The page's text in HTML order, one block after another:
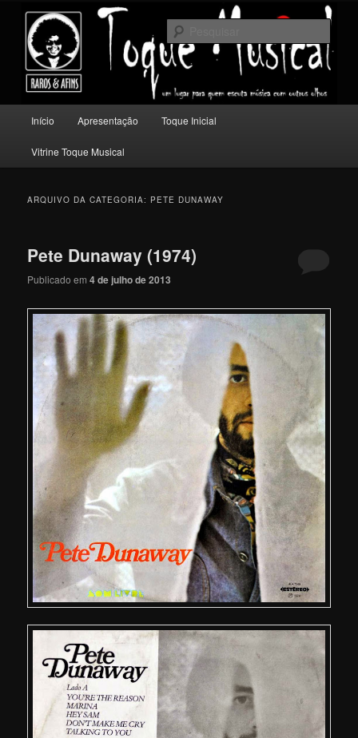
conteúdo
principal
conteúdo
secundário
Toque Musical
Um lugar para quem escuta música com outros olhos.
principal
Início Apresentação Toque Inicial
Vitrine Toque Musical
ARQUIVO DA CATEGORIA: PETE DUNAWAY
Pete Dunaway (1974)
Publicado em4 de julho de 2013